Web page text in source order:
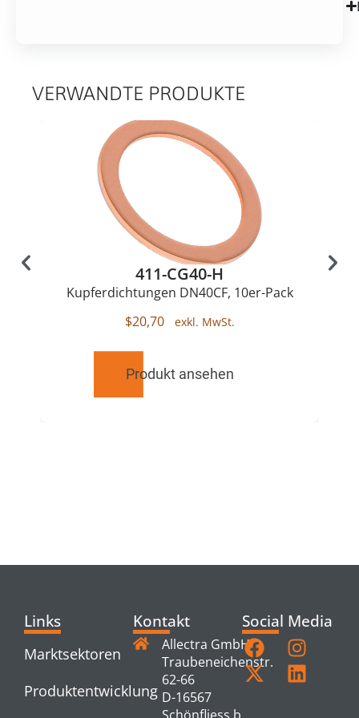
VERWANDTE PRODUKTE
411-CG40-H
Kupferdichtungen DN40CF, 10er-Pack
$20,70
Produkt ansehen
Links
Marktsektoren
Produktentwicklung
Kontakt
Allectra GmbH
Traubeneichenstr.
62-66
D-16567
Social Media